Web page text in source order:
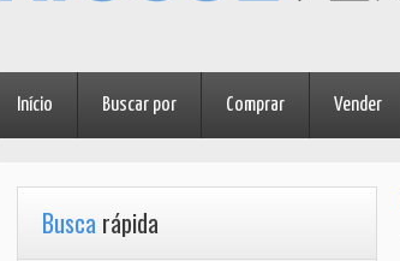
Início Buscar por Comprar Vender
Busca rápida